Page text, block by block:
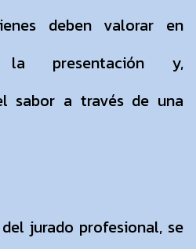
deben valorar en
presentación y,
sabor a través de una
jurado profesional, se